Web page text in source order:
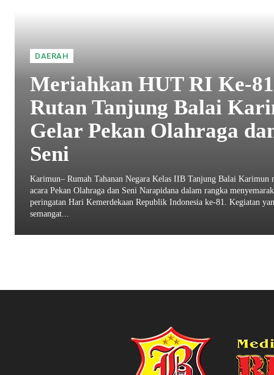
DAERAH
Meriahkan HUT RI Ke-81
Rutan Tanjung Balai
Gelar Pekan Olahraga
Seni
Karimun– Rumah Tahanan Negara Kelas IIB Tanjung Balai Karimun
acara Pekan Olahraga dan Seni Narapidana dalam rangka
peringatan Hari Kemerdekaan Republik Indonesia ke-81. Kegiatan
semangat...